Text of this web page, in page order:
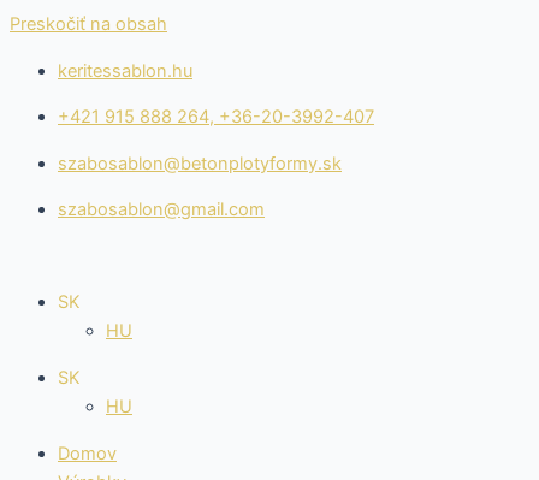
Preskočiť na obsah
keritessablon.hu
+421 915 888 264, +36-20-3992-407
szabosablon@betonplotyformy.sk
szabosablon@gmail.com
SK
HU
SK
HU
Domov